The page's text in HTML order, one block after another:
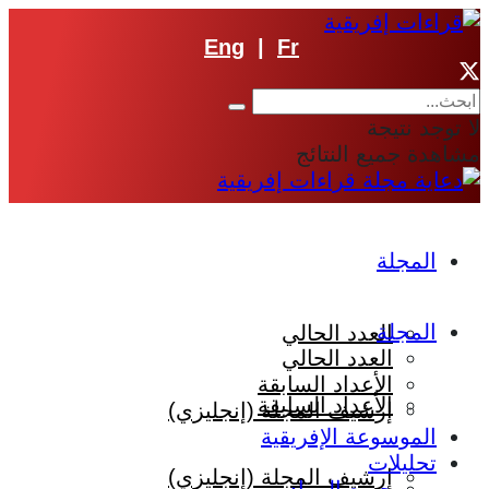
Eng Fr
لا توجد نتيجة
مشاهدة جميع النتائج
المجلة
العدد الحالي
الأعداد السابقة
إرشيف المجلة (إنجليزي)
المجلة
العدد الحالي
الأعداد السابقة
إرشيف المجلة (إنجليزي)
الموسوعة الإفريقية
تحليلات